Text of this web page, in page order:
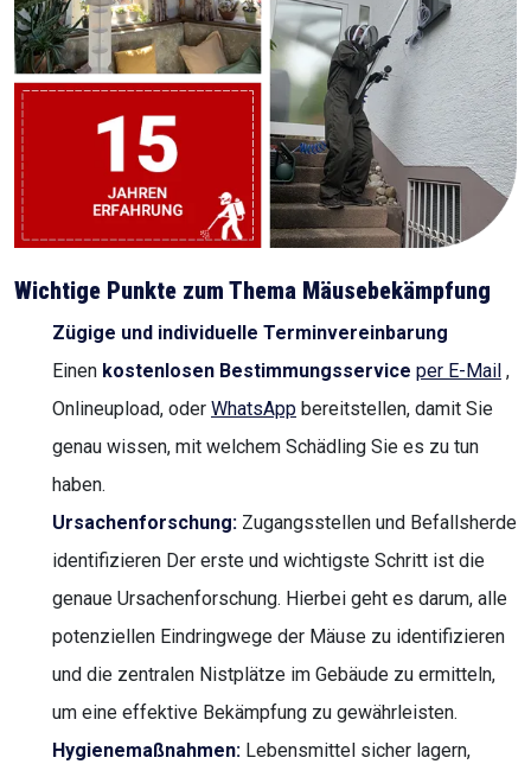
Wichtige Punkte zum Thema Mäusebekämpfung
Zügige und individuelle Terminvereinbarung
Einen kostenlosen Bestimmungsservice per E-Mail ,
Onlineupload, oder WhatsApp bereitstellen, damit Sie
genau wissen, mit welchem Schädling Sie es zu tun
haben.
Ursachenforschung: Zugangsstellen und Befallsherde
identifizieren Der erste und wichtigste Schritt ist die
genaue Ursachenforschung. Hierbei geht es darum, alle
potenziellen Eindringwege der Mäuse zu identifizieren
und die zentralen Nistplätze im Gebäude zu ermitteln,
um eine effektive Bekämpfung zu gewährleisten.
Hygienemaßnahmen: Lebensmittel sicher lagern,